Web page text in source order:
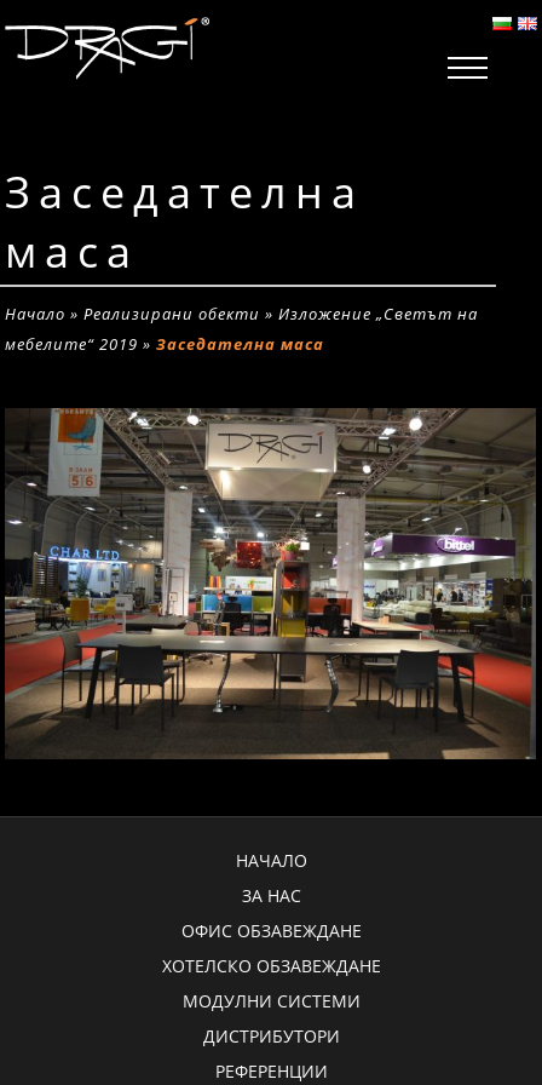
Заседателна
маса
Начало »Реализирани обекти »Изложение „Светът на
мебелите“ 2019 »Заседателна маса
НАЧАЛО
ЗА НАС
ОФИС ОБЗАВЕЖДАНЕ
ХОТЕЛСКО ОБЗАВЕЖДАНЕ
МОДУЛНИ СИСТЕМИ
ДИСТРИБУТОРИ
РЕФЕРЕНЦИИ